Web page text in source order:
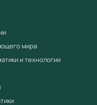
3801158281) —
оборудование,
продукции
выписку
счета-
мира
и технологии